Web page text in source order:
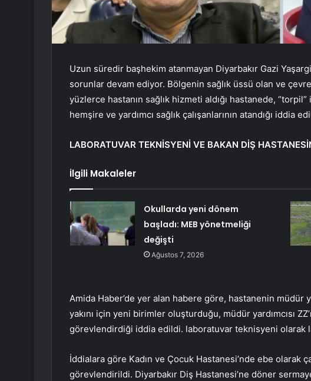
Uzun süredir başhekim atanmayan Diyarbakır Gazi
sorunlar devam ediyor. Bölgenin sağlık üssü olan ve
yüzlerce hastanın sağlık hizmeti aldığı hastanede,
hemşire ve yardımcı sağlık çalışanlarının atandığı iddia
LABORATUVAR TEKNİSYENİ VE BAKAN DİŞ
İlgili Makaleler
Okullarda yeni dönem
başladı: MEB yönetmeliği
değişti
Ağustos 7, 2026
Amida Haber’de yer alan habere göre, hastanenin müdür
yakını için yeni birimler oluşturduğu, müdür yardımcısı
görevlendirdiği iddia edildi. laboratuvar teknisyeni olarak
İddialara göre Kadın ve Çocuk Hastanesi’nde ebe olarak
görevlendirildi. Diyarbakır Diş Hastanesi’ne döner